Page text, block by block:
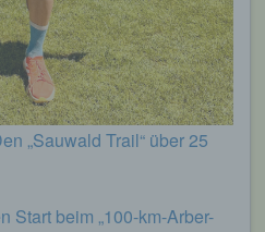
„Sauwald Trail“ über 25
Start beim „100-km-Arber-